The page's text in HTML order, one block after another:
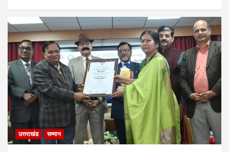
उत्तराखंड सम्मान